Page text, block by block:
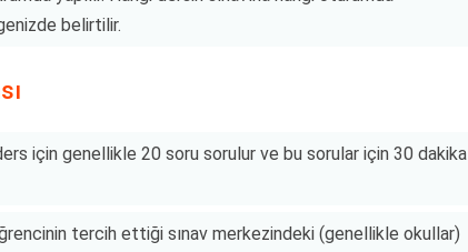
belirtilir.
için genellikle 20 soru sorulur ve bu sorular için 30 dakika
tercih ettiği sınav merkezindeki (genellikle okullar)